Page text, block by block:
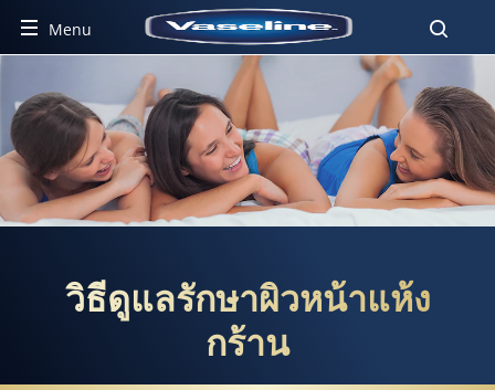
Menu
ธีดูแลรักษาผิวหน้าแห้งกร้าน
วิธีดูแลรักษาผิวหน้าแห้ง
กร้าน